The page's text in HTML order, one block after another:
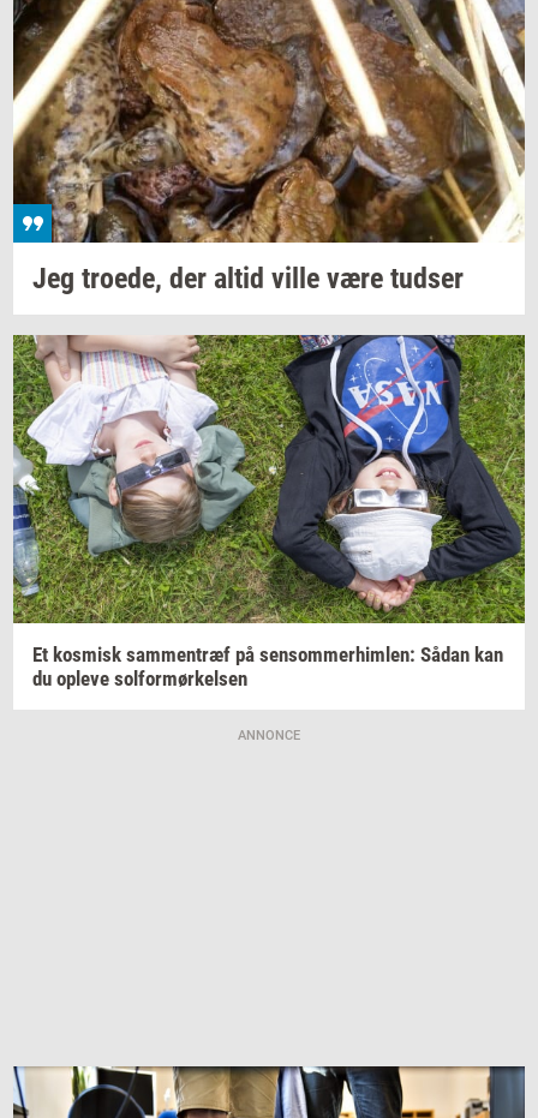
Jeg tro­e­de, der altid ville være tud­ser
Et kos­misk sam­men­træf på sen­som­mer­him­len: Sådan kan
du op­le­ve sol­for­mør­kel­sen
ANNONCE